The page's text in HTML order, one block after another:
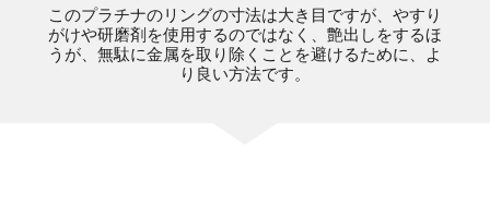
このプラチナのリングの寸法は大き目ですが、やすり
がけや研磨剤を使用するのではなく、艶出しをするほ
うが、無駄に金属を取り除くことを避けるために、よ
り良い方法です。